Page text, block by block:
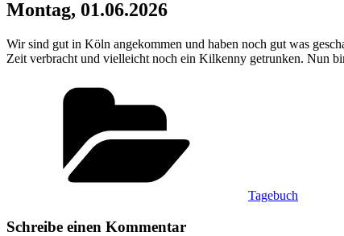
Montag, 01.06.2026
Wir sind gut in Köln angekommen und haben noch gut was
Zeit verbracht und vielleicht noch ein Kilkenny getrunken. Nun
Tagebuch
Schreibe einen Kommentar